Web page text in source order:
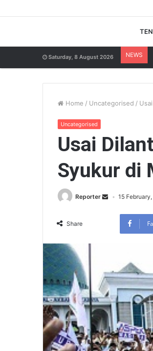
Saturday, 8 August 2026 NEWS
Home / Uncategorised /
Uncategorised
Usai
Syukur di
Reporter 15
Share